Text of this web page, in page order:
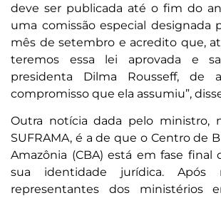
deve ser publicada até o fim do
uma comissão especial designada
mês de setembro e acredito que,
teremos essa lei aprovada e
presidenta Dilma Rousseff, de
compromisso que ela assumiu”,
Outra notícia dada pelo ministro,
SUFRAMA, é a de que o Centro de
Amazônia (CBA) está em fase final
sua identidade jurídica. Após
representantes dos ministérios